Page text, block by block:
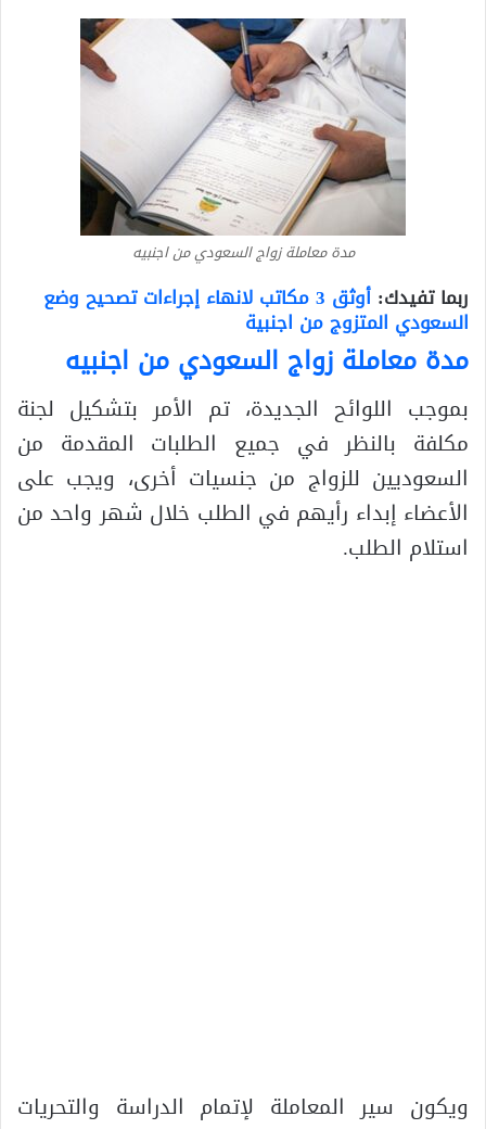
مدة معاملة زواج السعودي من اجنبيه
ربما تفيدك: أوثق 3 مكاتب لانهاء إجراءات تصحيح وضع
السعودي المتزوج من اجنبية
مدة معاملة زواج السعودي من اجنبيه
بموجب اللوائح الجديدة، تم الأمر بتشكيل لجنة
مكلفة بالنظر في جميع الطلبات المقدمة من
السعوديين للزواج من جنسيات أخرى، ويجب على
الأعضاء إبداء رأيهم في الطلب خلال شهر واحد من
استلام الطلب.
ويكون سير المعاملة لإتمام الدراسة والتحريات